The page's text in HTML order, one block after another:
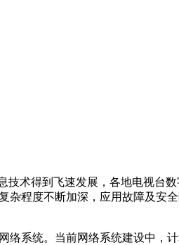
术得到飞速发展，各地电视台
杂程度不断加深，应用故障及安
系统。当前网络系统建设中，